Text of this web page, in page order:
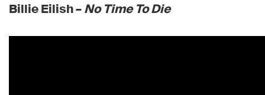
Billie Eilish –No Time To Die